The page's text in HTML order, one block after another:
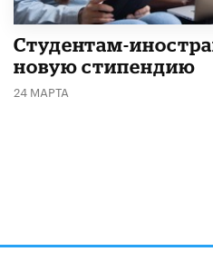
Студентам-
новую стипендию
24 МАРТА